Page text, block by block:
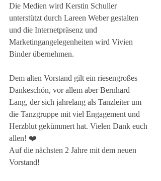
Die Medien wird Kerstin Schuller
unterstützt durch Lareen Weber gestalten
und die Internetpräsenz und
Marketingangelegenheiten wird Vivien
Binder übernehmen.
Dem alten Vorstand gilt ein riesengroßes
Dankeschön, vor allem aber Bernhard
Lang, der sich jahrelang als Tanzleiter um
die Tanzgruppe mit viel Engagement und
Herzblut gekümmert hat. Vielen Dank euch
allen! ❤️
Auf die nächsten 2 Jahre mit dem neuen
Vorstand!